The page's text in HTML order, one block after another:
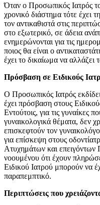
Όταν ο Προσωπικός Ιατρός
χρονικό διάστημα τότε έχει
τον αντικαθιστά στις
στο εξωτερικό, σε άδεια
ενημερώνονται για τις
ποιος θα είναι ο
έχει το δικαίωμα να
Πρόσβαση σε Ειδικούς
Ο Προσωπικός Ιατρός
έχει πρόσβαση στους
Εντούτοις, για τις γυναίκες
γυναικολογικά θέματα, δεν
επισκεφτούν τον
για επίσκεψη στους
Ατυχημάτων και επειγόντων
νοουμένου ότι έχουν
Ειδικού Ιατρού μπορούν να
παραπεμπτικό.
Περιπτώσεις που